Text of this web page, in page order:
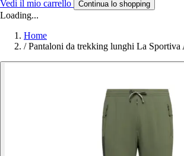
Vedi il mio carrello Continua lo shopping
Loading...
Home
/ Pantaloni da trekking lunghi La Sportiva